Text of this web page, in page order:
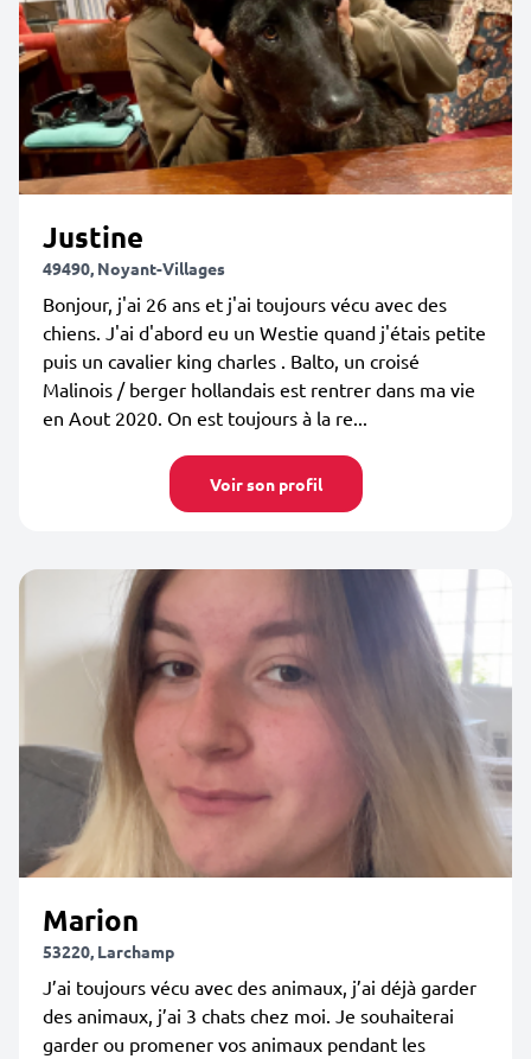
Justine
49490, Noyant-Villages
Bonjour, j'ai 26 ans et j'ai toujours vécu avec des
chiens. J'ai d'abord eu un Westie quand j'étais petite
puis un cavalier king charles . Balto, un croisé
Malinois / berger hollandais est rentrer dans ma vie
en Aout 2020. On est toujours à la re...
Voir son profil
Marion
53220, Larchamp
J’ai toujours vécu avec des animaux, j’ai déjà garder
des animaux, j’ai 3 chats chez moi. Je souhaiterai
garder ou promener vos animaux pendant les